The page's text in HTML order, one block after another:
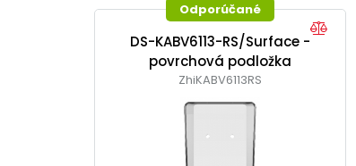
Odporúčané
DS-KABV6113-RS/Surface -
povrchová podložka
ZhiKABV6113RS